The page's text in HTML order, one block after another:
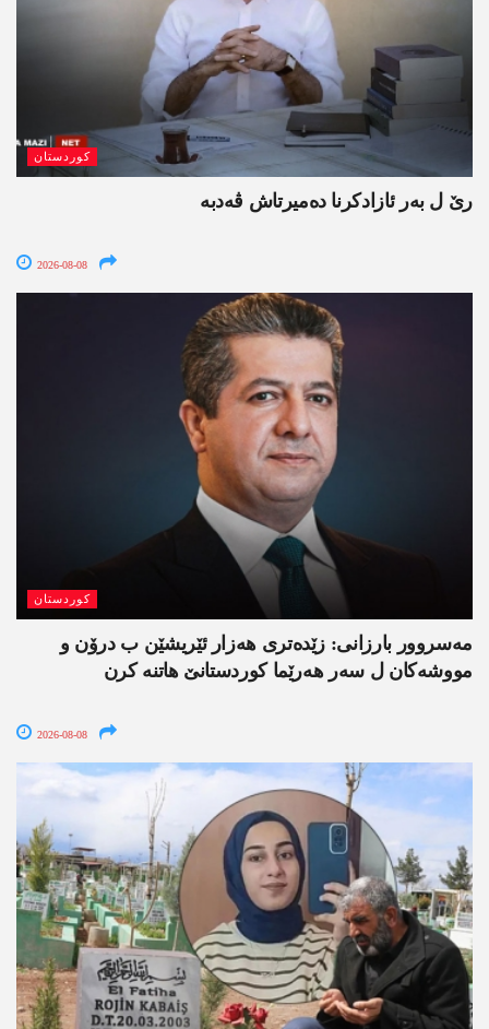
کوردستان
رێ ل بەر ئازادکرنا دەمیرتاش ڤەدبە
2026-08-08
کوردستان
مەسروور بارزانی: زێدەتری ھەزار ئێریشێن ب درۆن و
مووشەکان ل سەر ھەرێما کوردستانێ ھاتنە کرن
2026-08-08